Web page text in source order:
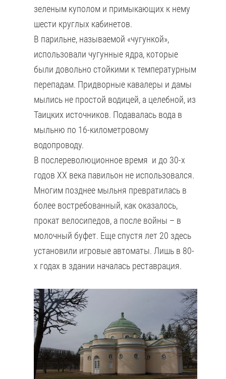
зеленым куполом и примыкающих к нему
шести круглых кабинетов.
В парильне, называемой «чугункой»,
использовали чугунные ядра, которые
были довольно стойкими к температурным
перепадам. Придворные кавалеры и дамы
мылись не простой водицей, а целебной, из
Таицких источников. Подавалась вода в
мыльню по 16-километровому
водопроводу.
В послереволюционное время и до 30-х
годов ХХ века павильон не использовался.
Многим позднее мыльня превратилась в
более востребованный, как оказалось,
прокат велосипедов, а после войны – в
молочный буфет. Еще спустя лет 20 здесь
установили игровые автоматы. Лишь в 80-
х годах в здании началась реставрация.